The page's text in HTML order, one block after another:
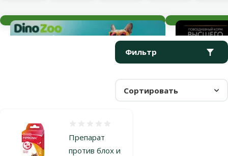
Фильтр
Сортировать
Продукты в категории Капли от блох и клещей для кошек
Препарат
против блох и